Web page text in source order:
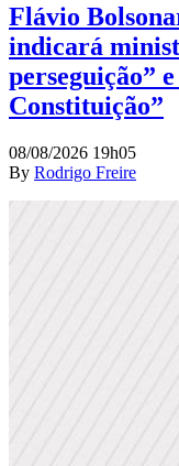
Flávio
indicará
perseguição”
Constituição”
08/08/2026 19h05
By Rodrigo Freire